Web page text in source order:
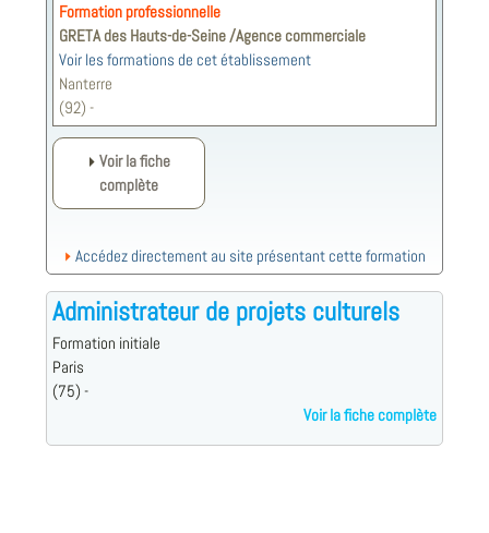
Formation professionnelle
GRETA des Hauts-de-Seine /Agence commerciale
Voir les formations de cet établissement
Nanterre
(92) -
Voir la fiche
complète
Accédez directement au site présentant cette formation
Administrateur de projets culturels
Formation initiale
Paris
(75) -
Voir la fiche complète